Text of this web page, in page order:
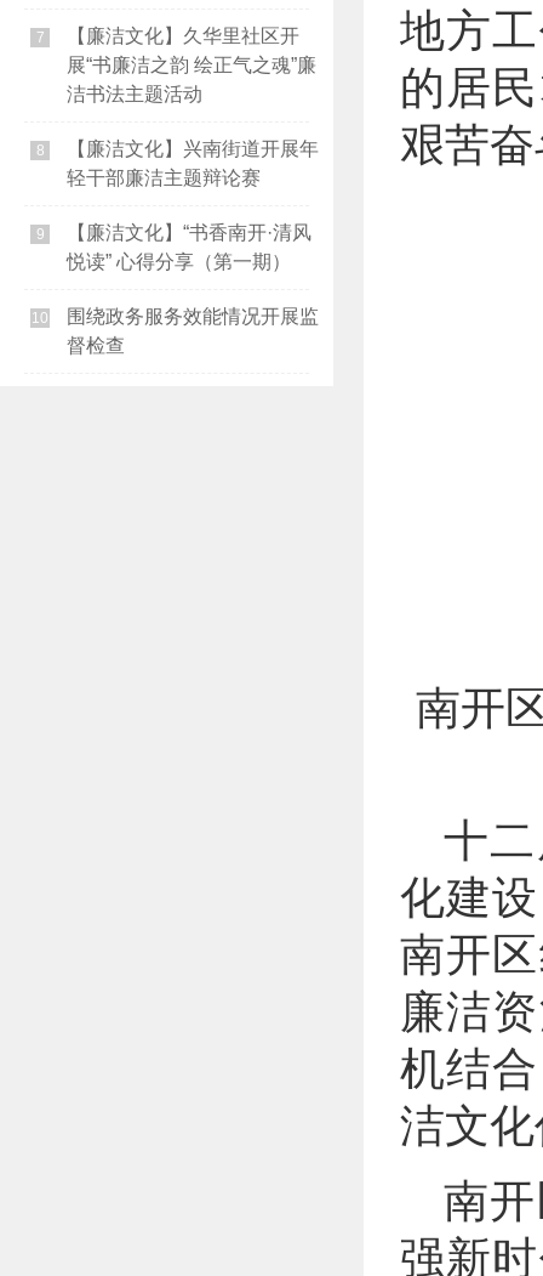
7
【廉洁文化】久华里社区开
展“书廉洁之韵 绘正气之魂”廉
洁书法主题活动
8
【廉洁文化】兴南街道开展年
轻干部廉洁主题辩论赛
9
【廉洁文化】“书香南开·清风
悦读” 心得分享（第一期）
10
围绕政务服务效能情况开展监
督检查
地方
的居
艰苦
南开
十
化建
南开
廉洁
机结
洁文
南
强新